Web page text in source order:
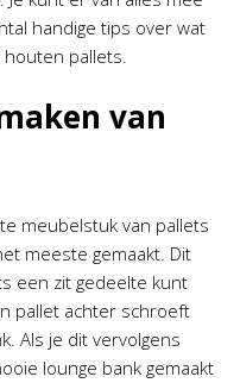
handige tips over wat
pallets.
van
meubelstuk van pallets
meeste gemaakt. Dit
een zit gedeelte kunt
pallet achter schroeft
Als je dit vervolgens
lounge bank gemaakt